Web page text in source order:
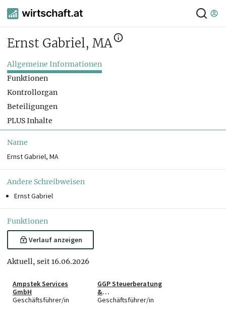
Ernst Gabriel, MA
Allgemeine Informationen
Funktionen
Kontrollorgan
Beteiligungen
PLUS Inhalte
Name
Ernst Gabriel, MA
Andere Schreibweisen
Ernst Gabriel
Funktionen
Verlauf anzeigen
Aktuell, seit 16.06.2026
Ampstek Services
GmbH
Geschäftsführer/in
GGP Steuerberatung
&
Wirtschaftsprüfung
Geschäftsführer/in